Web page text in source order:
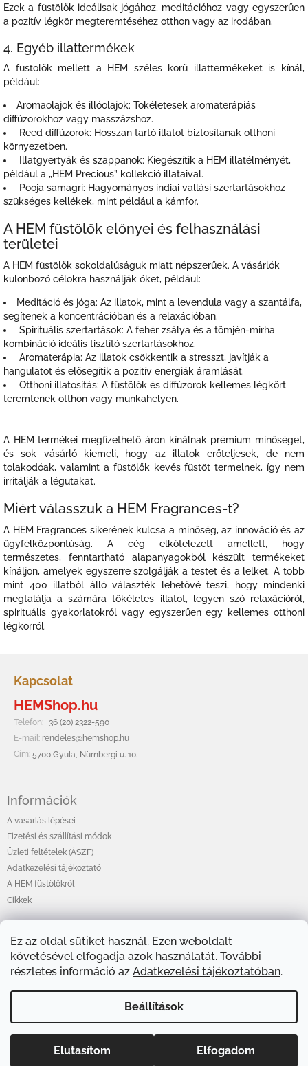
Ez az oldal sütiket használ. Ezen weboldalt
követésével elfogadja azok használatát. További
részletes információ az Adatkezelési tájékoztatóban.
Beállítások
Elutasítom Elfogadom
Ezek a füstölők ideálisak jógához, meditációhoz vagy egyszerűen
a pozitív légkör megteremtéséhez otthon vagy az irodában.
4. Egyéb illattermékek
A füstölők mellett a HEM széles körű illattermékeket is kínál,
például:
Aromaolajok és illóolajok: Tökéletesek aromaterápiás
diffúzorokhoz vagy masszázshoz.
Reed diffúzorok: Hosszan tartó illatot biztosítanak otthoni
környezetben.
Illatgyertyák és szappanok: Kiegészítik a HEM illatélményét,
például a „HEM Precious” kollekció illataival.
Pooja samagri: Hagyományos indiai vallási szertartásokhoz
szükséges kellékek, mint például a kámfor.
A HEM füstölők előnyei és felhasználási
területei
A HEM füstölők sokoldalúságuk miatt népszerűek. A vásárlók
különböző célokra használják őket, például:
Meditáció és jóga: Az illatok, mint a levendula vagy a szantálfa,
segítenek a koncentrációban és a relaxációban.
Spirituális szertartások: A fehér zsálya és a tömjén-mirha
kombináció ideális tisztító szertartásokhoz.
Aromaterápia: Az illatok csökkentik a stresszt, javítják a
hangulatot és elősegítik a pozitív energiák áramlását.
Otthoni illatosítás: A füstölők és diffúzorok kellemes légkört
teremtenek otthon vagy munkahelyen.
A HEM termékei megfizethető áron kínálnak prémium minőséget,
és sok vásárló kiemeli, hogy az illatok erőteljesek, de nem
tolakodóak, valamint a füstölők kevés füstöt termelnek, így nem
irritálják a légutakat.
Miért válasszuk a HEM Fragrances-t?
A HEM Fragrances sikerének kulcsa a minőség, az innováció és az
ügyfélközpontúság. A cég elkötelezett amellett, hogy
természetes, fenntartható alapanyagokból készült termékeket
kínáljon, amelyek egyszerre szolgálják a testet és a lelket. A több
mint 400 illatból álló választék lehetővé teszi, hogy mindenki
megtalálja a számára tökéletes illatot, legyen szó relaxációról,
spirituális gyakorlatokról vagy egyszerűen egy kellemes otthoni
légkörről.
Kapcsolat
HEMShop.hu
Telefon: +36 (20) 2322-590
E-mail: rendeles@hemshop.hu
Cím: 5700 Gyula, Nürnbergi u. 10.
Információk
A vásárlás lépései
Fizetési és szállítási módok
Üzleti feltételek (ÁSZF)
Adatkezelési tájékoztató
A HEM füstölőkről
Cikkek
Online fizetési lehetőséget biztosítunk
Shoptet készítette Copyright 2026 HEMShop.hu. Minden jog fenntartva.